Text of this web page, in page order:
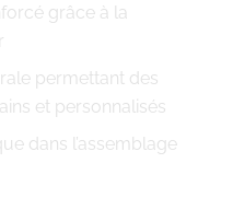
grâce à la
permettant des
et personnalisés
dans l’assemblage